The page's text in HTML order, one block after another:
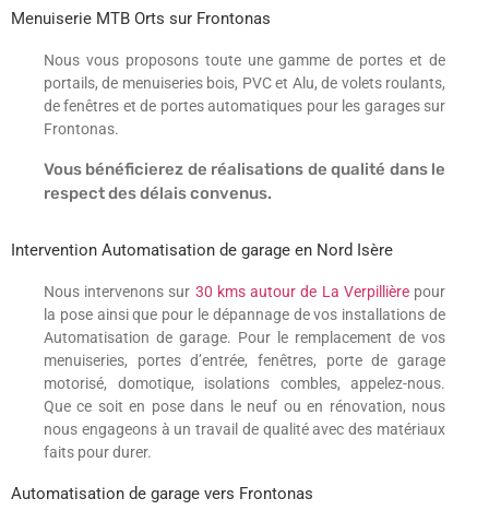
Menuiserie MTB Orts sur Frontonas
Nous vous proposons toute une gamme de portes et de
portails, de menuiseries bois, PVC et Alu, de volets roulants,
de fenêtres et de portes automatiques pour les garages sur
Frontonas.
Vous bénéficierez de réalisations de qualité dans le
respect des délais convenus.
Intervention Automatisation de garage en Nord Isère
Nous intervenons sur 30 kms autour de La Verpillièrepour
la pose ainsi que pour le dépannage de vos installations de
Automatisation de garage. Pour le remplacement de vos
menuiseries, portes d’entrée, fenêtres, porte de garage
motorisé, domotique, isolations combles, appelez-nous.
Que ce soit en pose dans le neuf ou en rénovation, nous
nous engageons à un travail de qualité avec des matériaux
faits pour durer.
Automatisation de garage vers Frontonas